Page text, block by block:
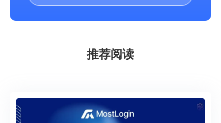
推荐阅读